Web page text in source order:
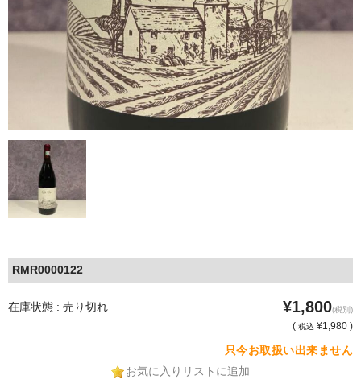
RMR0000122
在庫状態 : 売り切れ ¥1,800(税別)
( 税込 ¥1,980 )
只今お取扱い出来ません
お気に入りリストに追加